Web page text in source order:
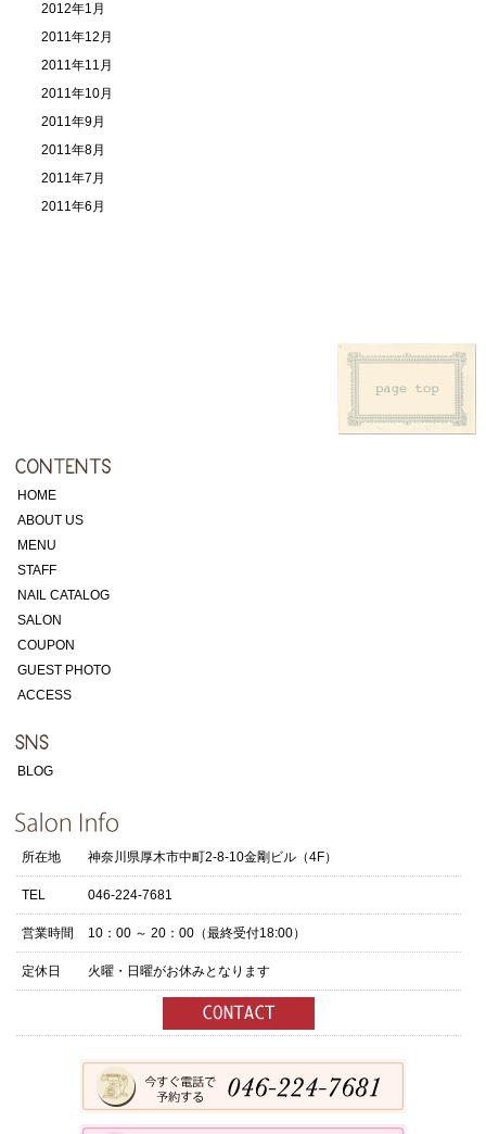
2012年1月
2011年12月
2011年11月
2011年10月
2011年9月
2011年8月
2011年7月
2011年6月
HOME
ABOUT US
MENU
STAFF
NAIL CATALOG
SALON
COUPON
GUEST PHOTO
ACCESS
BLOG
所在地 神奈川県厚木市中町2-8-10金剛ビル（4F）
TEL 046-224-7681
営業時間 10：00 ～ 20：00（最終受付18:00）
定休日 火曜・日曜がお休みとなります